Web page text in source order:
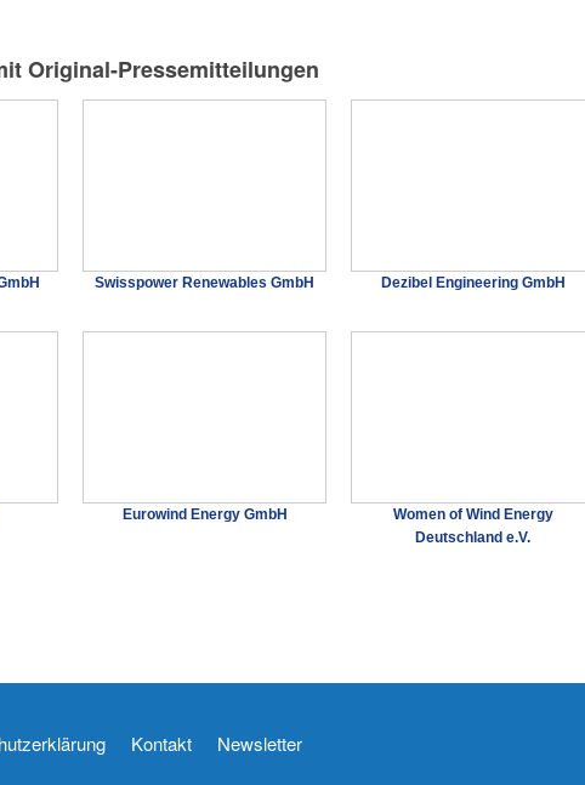
Original-Pressemitteilungen
Swisspower Renewables GmbH Dezibel Engineering GmbH
Eurowind Energy GmbH
Women of Wind Energy
Deutschland e.V.
Kontakt Newsletter